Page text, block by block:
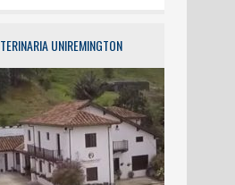
se educaron y
de escribir.
UNIREMINGTON